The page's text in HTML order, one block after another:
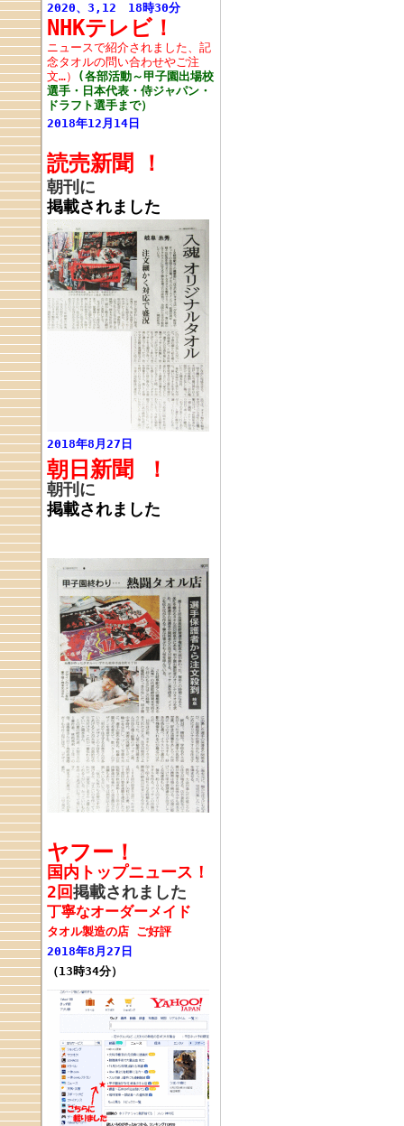
2020、3,12 18時30分
NHKテレビ！
ニュースで紹介されました、記
念タオルの問い合わせやご注
文…）
(各部活動～甲子園出場校
選手・日本代表・侍ジャパン・
ドラフト選手まで）
2018年12月14日
読売新聞 ！
朝刊に
掲載されました
2018年8月27日
朝日新聞 ！
朝刊に
掲載されました
ヤフー！
国内トップニュース！
2回掲載されました
丁寧なオーダーメイド
タオル製造の店 ご好評
2018年8月27日
（13時34分）